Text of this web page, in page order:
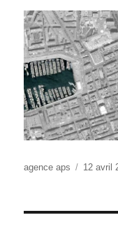
Auteur
agence aps
Publié
12 avril